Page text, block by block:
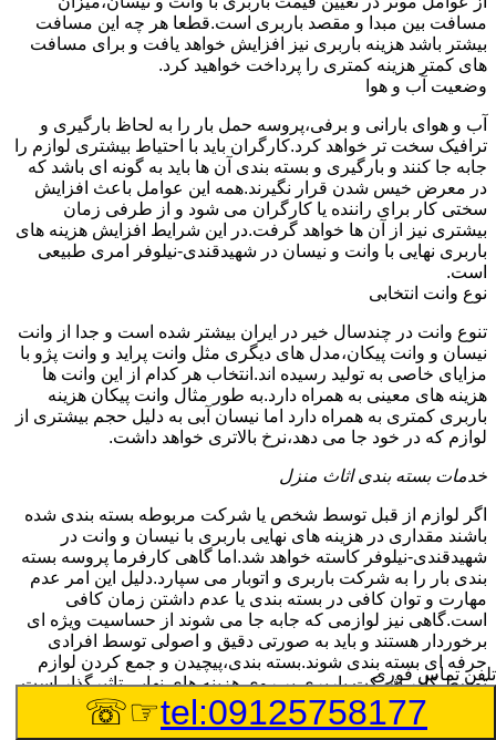
مسافت بین مبدا و مقصد باربری است.قطعا هر چه این مسافت
بیشتر باشد هزینه باربری نیز افزایش خواهد یافت و برای مسافت
های کمتر هزینه کمتری را پرداخت خواهید کرد.
وضعیت آب و هوا
آب و هوای بارانی و برفی،پروسه حمل بار را به لحاظ بارگیری و
ترافیک سخت تر خواهد کرد.کارگران باید با احتیاط بیشتری لوازم را
جابه جا کنند و بارگیری و بسته بندی آن ها باید به گونه ای باشد که
در معرض خیس شدن قرار نگیرند.همه این عوامل باعث افزایش
سختی کار برای راننده یا کارگران می شود و از طرفی زمان
بیشتری نیز از آن ها خواهد گرفت.در این شرایط افزایش هزینه های
باربری نهایی با وانت و نیسان در شهیدقندی-نیلوفر امری طبیعی
است.
نوع وانت انتخابی
تنوع وانت در چندسال خیر در ایران بیشتر شده است و جدا از وانت
نیسان و وانت پیکان،مدل های دیگری مثل وانت پراید و وانت پژو با
مزایای خاصی به تولید رسیده اند.انتخاب هر کدام از این وانت ها
هزینه های معینی به همراه دارد.به طور مثال وانت پیکان هزینه
باربری کمتری به همراه دارد اما نیسان آبی به دلیل حجم بیشتری از
لوازم که در خود جا می دهد،نرخ بالاتری خواهد داشت.
خدمات بسته بندی اثاث منزل
اگر لوازم از قبل توسط شخص یا شرکت مربوطه بسته بندی شده
باشند مقداری در هزینه های نهایی باربری با نیسان و وانت در
شهیدقندی-نیلوفر کاسته خواهد شد.اما گاهی کارفرما پروسه بسته
بندی بار را به شرکت باربری و اتوبار می سپارد.دلیل این امر عدم
مهارت و توان کافی در بسته بندی یا عدم داشتن زمان کافی
است.گاهی نیز لوازمی که جابه جا می شوند از حساسیت ویژه ای
برخوردار هستند و باید به صورتی دقیق و اصولی توسط افرادی
حرفه ای بسته بندی شوند.بسته بندی،پیچیدن و جمع کردن لوازم
توسط کادر شرکت باربری بر روی هزینه های نهایی تاثیرگذار است.
میزان لوازم مورد استفاده در بسته بندی
تلفن تماس فوری
tel:09125758177
☞☏